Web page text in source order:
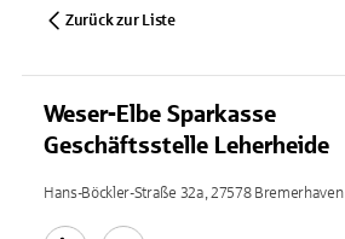
Zurück zur Liste
Weser-Elbe Sparkasse
Geschäftsstelle Leherheide
Hans-Böckler-Straße 32a, 27578 Bremerhaven